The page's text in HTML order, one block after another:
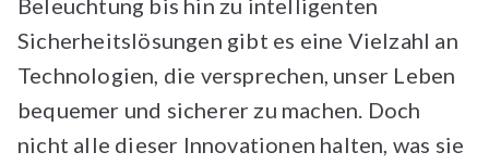
Beleuchtung bis hin zu intelligenten
Sicherheitslösungen gibt es eine Vielzahl an
Technologien, die versprechen, unser Leben
bequemer und sicherer zu machen. Doch
nicht alle dieser Innovationen halten, was sie